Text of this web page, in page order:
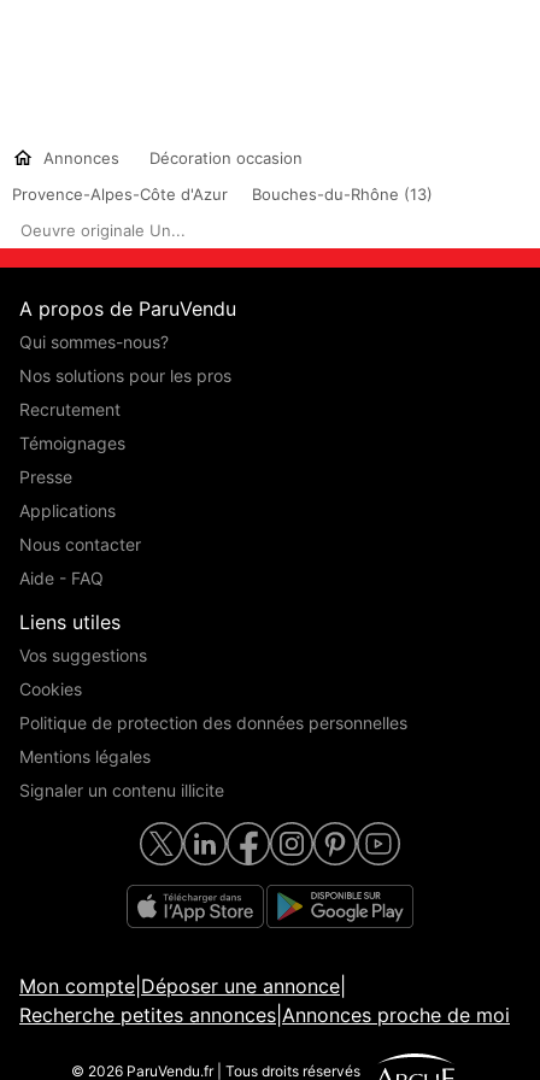
Annonces
Décoration occasion
Provence-Alpes-Côte d'Azur
Bouches-du-Rhône (13)
Oeuvre originale Un...
A propos de ParuVendu
Qui sommes-nous?
Nos solutions pour les pros
Recrutement
Témoignages
Presse
Applications
Nous contacter
Aide - FAQ
Liens utiles
Vos suggestions
Cookies
Politique de protection des données personnelles
Mentions légales
Signaler un contenu illicite
Mon compte Déposer une annonce
Recherche petites annonces Annonces proche de moi
© 2026 ParuVendu.fr | Tous droits réservés